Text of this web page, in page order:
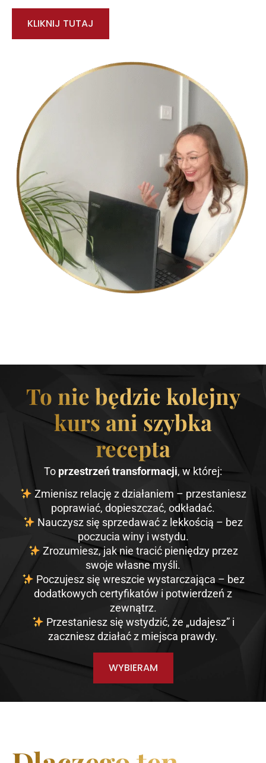
KLIKNIJ TUTAJ
To nie będzie kolejny
kurs ani szybka
recepta
To przestrzeń transformacji, w której:
Zmienisz relację z działaniem – przestaniesz
poprawiać, dopieszczać, odkładać.
Nauczysz się sprzedawać z lekkością – bez
poczucia winy i wstydu.
Zrozumiesz, jak nie tracić pieniędzy przez
swoje własne myśli.
Poczujesz się wreszcie wystarczająca – bez
dodatkowych certyfikatów i potwierdzeń z
zewnątrz.
Przestaniesz się wstydzić, że „udajesz” i
zaczniesz działać z miejsca prawdy.
WYBIERAM